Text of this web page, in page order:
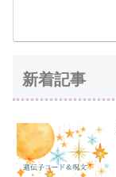
新着記事